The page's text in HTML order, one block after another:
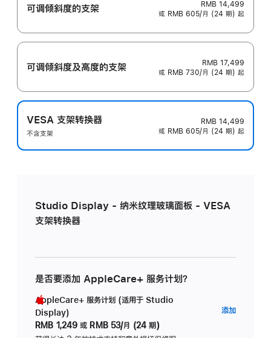
可调倾斜度的支架
RMB 14,499
或 RMB 605/月 (24 期) 起
可调倾斜度及高‍度的支‍架
RMB 17,499
或 RMB 730/月 (24 期) 起
VESA 支架转换器
不含支架
RMB 14,499
或 RMB 605/月 (24 期) 起
Studio Display - 纳米纹理玻璃面板 - VESA
支架转换器
是否要添加 AppleCare+ 服务计划？
AppleCare+ 服务计划 (适用于 Studio
Display)
RMB 1,249 或 RMB 53/月 (24 期)
添加